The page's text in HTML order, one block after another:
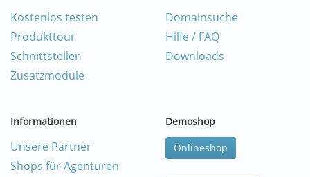
Kostenlos testen
Produkttour
Schnittstellen
Zusatzmodule
Domainsuche
Hilfe / FAQ
Downloads
Informationen
Unsere Partner
Shops für Agenturen
Demoshop
Onlineshop